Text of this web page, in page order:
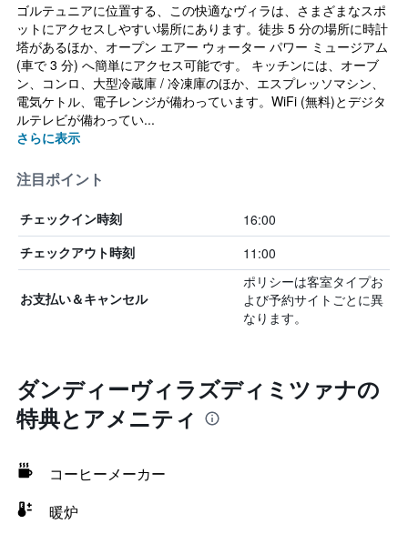
ゴルテュニアに位置する、この快適なヴィラは、さまざまなスポ
ットにアクセスしやすい場所にあります。徒歩 5 分の場所に時計
塔があるほか、オープン エアー ウォーター パワー ミュージアム
(車で 3 分) へ簡単にアクセス可能です。 キッチンには、オーブ
ン、コンロ、大型冷蔵庫 / 冷凍庫のほか、エスプレッソマシン、
電気ケトル、電子レンジが備わっています。WiFi (無料)とデジタ
ルテレビが備わってい...
さらに表示
注目ポイント
チェックイン時刻 16:00
チェックアウト時刻 11:00
お支払い＆キャンセル
ポリシーは客室タイプお
よび予約サイトごとに異
なります。
ダンディーヴィラズディミツァナの
特典とアメニティ
コーヒーメーカー
暖炉